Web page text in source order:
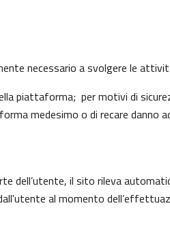
necessario a svolgere le
piattaforma; per motivi di
medesimo o di recare danno
dell’utente, il sito rileva
al momento